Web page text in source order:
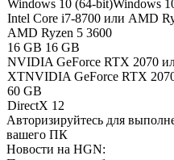
Windows 10 (64-bit)Windows
Intel Core i7-8700 или AMD
AMD Ryzen 5 3600
16 GB 16 GB
NVIDIA GeForce RTX 2070
XTNVIDIA GeForce RTX
60 GB
DirectX 12
Авторизируйтесь для
вашего ПК
Новости на HGN: